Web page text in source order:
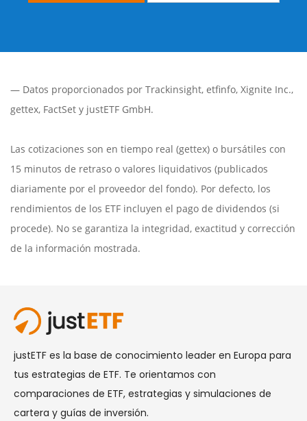
— Datos proporcionados por Trackinsight, etfinfo, Xignite Inc.,
gettex, FactSet y justETF GmbH.
Las cotizaciones son en tiempo real (gettex) o bursátiles con
15 minutos de retraso o valores liquidativos (publicados
diariamente por el proveedor del fondo). Por defecto, los
rendimientos de los ETF incluyen el pago de dividendos (si
procede). No se garantiza la integridad, exactitud y corrección
de la información mostrada.